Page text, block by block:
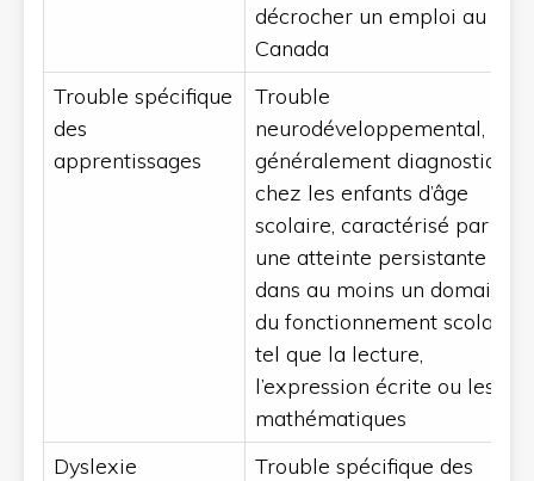
décrocher un emploi au
Canada
Trouble spécifique
des
apprentissages
Trouble
neurodéveloppemental,
généralement diagnostiqué
chez les enfants d’âge
scolaire, caractérisé par
une atteinte persistante
dans au moins un domaine
du fonctionnement scolaire,
tel que la lecture,
l’expression écrite ou les
mathématiques
Dyslexie
Trouble spécifique des